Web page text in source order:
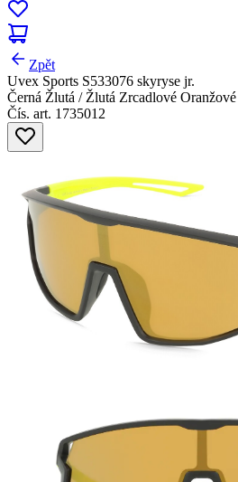
Zpět
Uvex Sports S533076 skyryse jr.
Černá Žlutá / Žlutá Zrcadlové Oranžové
Čís. art. 1735012